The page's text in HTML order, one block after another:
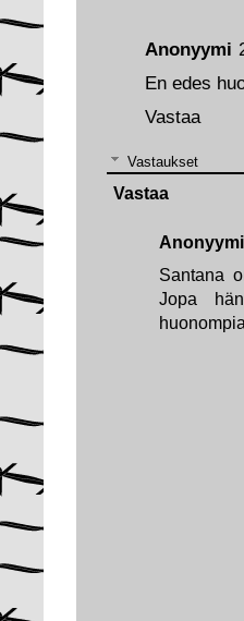
Anonyymi
En edes
Vastaa
Vastaukset
Anonyymi
Santana
Jopa
Vastaa